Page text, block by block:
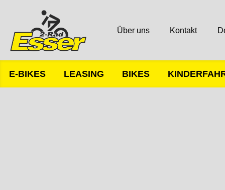
Über uns Kontakt
E-BIKES LEASING BIKES